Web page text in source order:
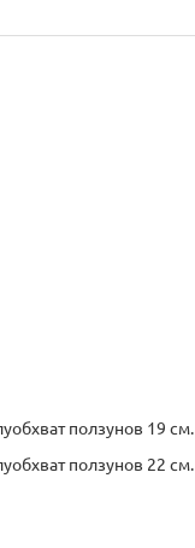
ползунов 19 см.
ползунов 22 см.